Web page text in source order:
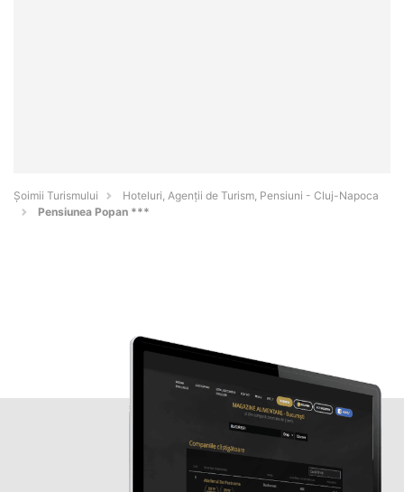
Șoimii Turismului
Hoteluri, Agenții de Turism, Pensiuni - Cluj-Napoca
Pensiunea Popan ***